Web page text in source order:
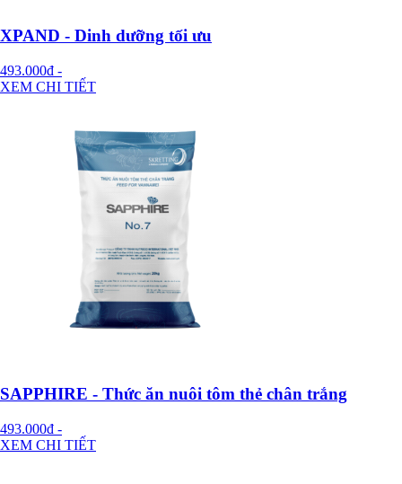
XPAND - Dinh dưỡng tối ưu
493.000đ -
XEM CHI TIẾT
SAPPHIRE - Thức ăn nuôi tôm thẻ chân trắng
493.000đ -
XEM CHI TIẾT